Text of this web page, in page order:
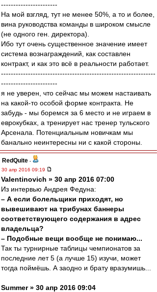
-----------------------
На мой взгляд, тут не менее 50%, а то и более,
вина руководства команды в широком смысле
(не одного ген. директора).
Ибо тут очень существенное значение имеет
система вознаграждений, как составлен
контракт, и как это всё в реальности работает.
---------------------------------------------------------------
-----------------------
я не уверен, что сейчас мы можем настаивать
на какой-то особой форме контракта. Не
забудь - мы боремся за 6 место и не играем в
еврокубках, а тренирует нас тренер тульского
Арсенала. Потенциальным новичкам мы
банально неинтересны ни с какой стороны.
RedQuite -
30 апр 2016 09:19
Valentinovich » 30 апр 2016 07:00
Из интервью Андрея Федуна:
– А если болельщики приходят, но
вывешивают на трибунах баннеры
соответствующего содержания в адрес
владельца?
– Подобные вещи вообще не понимаю...
Так ты турнирные таблицы чемпионатов за
последние лет 5 (а лучше 15) изучи, может
тогда поймёшь. А заодно и брату вразумишь...
Summer » 30 апр 2016 09:04